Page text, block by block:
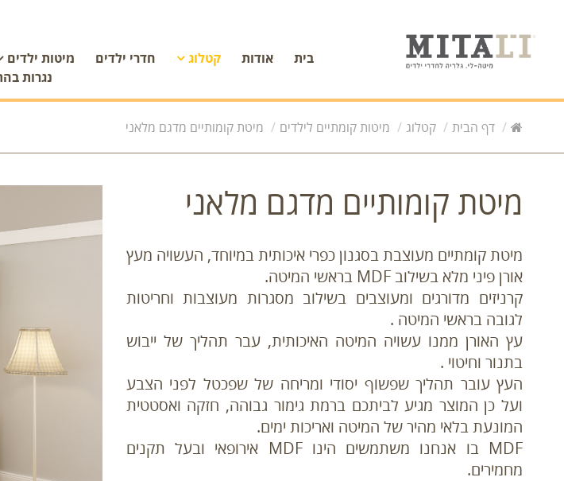
בית אודות קטלוג חדרי ילדים מיטות ילדים
נגרות
דף הבית קטלוג מיטות קומתיים לילדים מיטת קומותיים מדגם מלאני
מיטת קומותיים מדגם מלאני
מיטת קומתיים מעוצבת בסגנון כפרי איכותית במיוחד, העשויה מעץ
אורן פיני מלא בשילוב MDF בראשי המיטה.
קרניזים מדורגים ומעוצבים בשילוב מסגרות מעוצבות וחריטות
לגובה בראשי המיטה .
עץ האורן ממנו עשויה המיטה האיכותית, עבר תהליך של ייבוש
בתנור וחיטוי .
העץ עובר תהליך שפשוף יסודי ומריחה של שפכטל לפני הצבע
ועל כן המוצר מגיע לביתכם ברמת גימור גבוהה, חזקה ואסטטית
המונעת בלאי מהיר של המיטה ואריכות ימים.
MDF בו אנחנו משתמשים הינו MDF אירופאי ובעל תקנים
מחמירים.